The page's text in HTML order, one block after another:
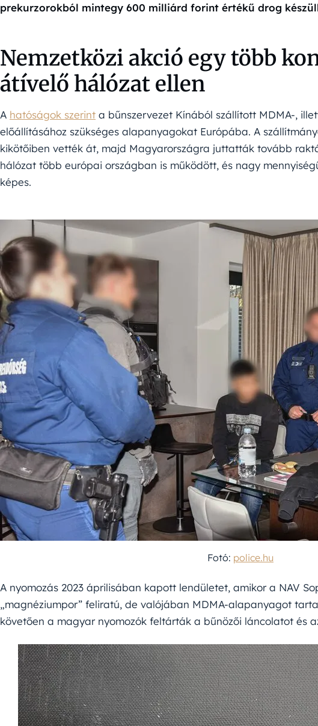
prekurzorokból mintegy 600 milliárd forint értékű drog
Nemzetközi akció egy több
átívelő hálózat ellen
A hatóságok szerint a bűnszervezet Kínából szállított MDMA-,
előállításához szükséges alapanyagokat Európába. A
kikötőiben vették át, majd Magyarországra juttatták tovább
hálózat több európai országban is működött, és nagy
képes.
Fotó: police.hu
A nyomozás 2023 áprilisában kapott lendületet, amikor a NAV
„magnéziumpor” feliratú, de valójában MDMA-alapanyagot
követően a magyar nyomozók feltárták a bűnözői láncolatot és